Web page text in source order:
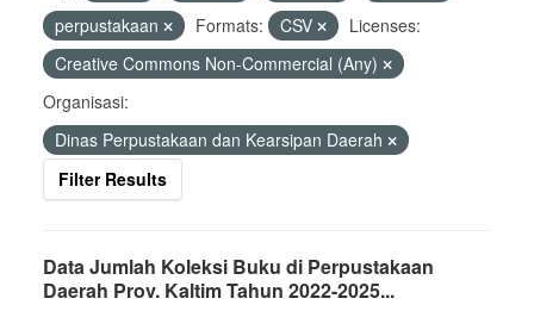
perpustakaan
Formats: CSV
Licenses:
Creative Commons Non-Commercial (Any)
Organisasi:
Dinas Perpustakaan dan Kearsipan Daerah
Filter Results
Data Jumlah Koleksi Buku di Perpustakaan
Daerah Prov. Kaltim Tahun 2022-2025...